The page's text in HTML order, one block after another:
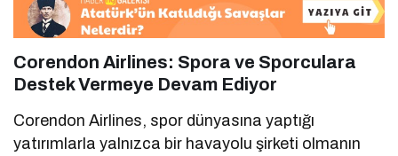
Corendon Airlines: Spora ve Sporculara
Destek Vermeye Devam Ediyor
Corendon Airlines, spor dünyasına yaptığı
yatırımlarla yalnızca bir havayolu şirketi olmanın